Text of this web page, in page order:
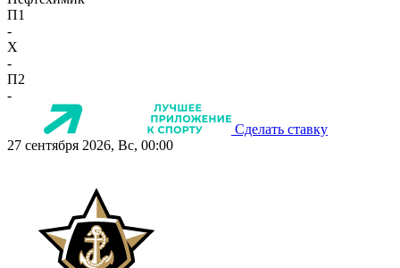
П1
-
X
-
П2
-
Сделать ставку
27 сентября 2026, Вс, 00:00